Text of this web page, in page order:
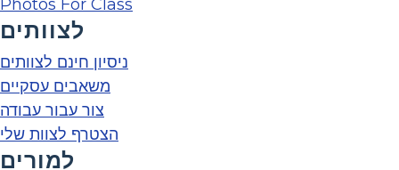
Photos For Class
לצוותים
ניסיון חינם לצוותים
משאבים עסקיים
צור עבור עבודה
הצטרף לצוות שלי
למורים